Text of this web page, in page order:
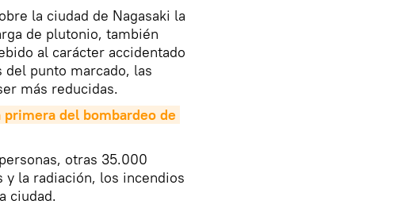
la ciudad de Nagasaki la
de plutonio, también
al carácter accidentado
punto marcado, las
más reducidas.
del bombardeo de
otras 35.000
y la radiación, los incendios
ciudad.